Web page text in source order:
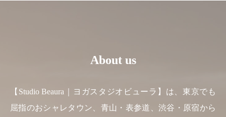
About us
【Studio Beaura｜ヨガスタジオビューラ】は、東京でも
屈指のおシャレタウン、青山・表参道、渋谷・原宿から